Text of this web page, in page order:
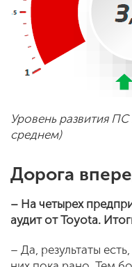
Уровень развития
среднем)
Дорога
– На четырех
аудит отToyota.
– Да, результаты